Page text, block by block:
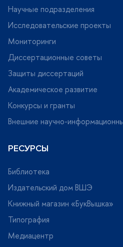
Научные подразделения
Исследовательские проекты
Мониторинги
Диссертационные советы
Защиты диссертаций
Академическое развитие
Конкурсы и гранты
нешние научно-
РЕСУРСЫ
Библиотека
Издательский дом ВШЭ
Книжный магазин «БукВышка»
Типография
Медиацентр